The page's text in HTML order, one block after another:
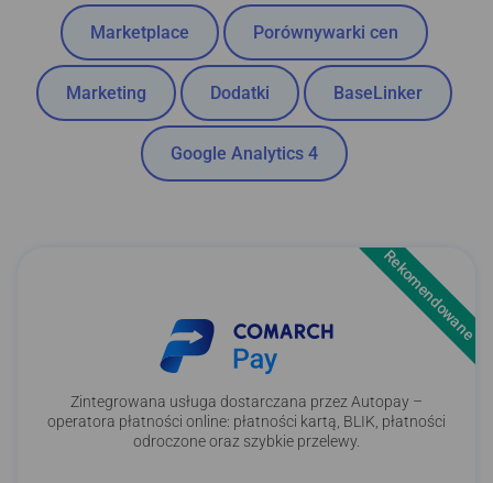
Marketplace Porównywarki cen
Marketing Dodatki BaseLinker
Google Analytics 4
Rekomendowane
Zintegrowana usługa dostarczana przez Autopay –
operatora płatności online: płatności kartą, BLIK, płatności
odroczone oraz szybkie przelewy.